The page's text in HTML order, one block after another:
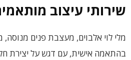
שירותי עיצוב
מלי לוי אלבוים, מעצבת פנים מנוסה,
בהתאמה אישית, עם דגש על יצירת